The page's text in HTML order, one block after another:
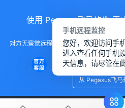
使用 Pegasus飞马软件 无
对方无察觉远程控制手机， 远程控制手机
远程查看对方
从 Pegasus飞马
手机远程监控
您好，欢迎访问手
进入查看任何手机
天信息，请尽管在